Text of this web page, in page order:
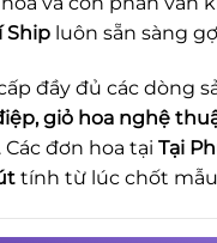
Ship luôn sẵn sàng
đầy đủ các dòng
giỏ hoa nghệ
đơn hoa tại Tại
tính từ lúc chốt